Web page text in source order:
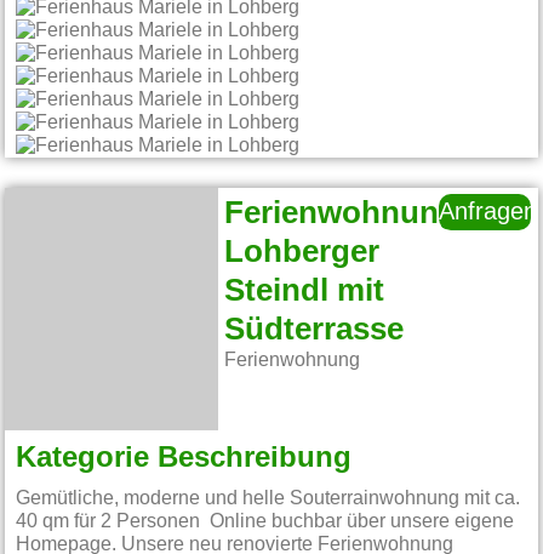
Ferienwohnung
Lohberger
Steindl mit
Südterrasse
Ferienwohnung
Anfragen
Kategorie Beschreibung
Gemütliche, moderne und helle Souterrainwohnung mit ca.
40 qm für 2 Personen Online buchbar über unsere eigene
Homepage. Unsere neu renovierte Ferienwohnung